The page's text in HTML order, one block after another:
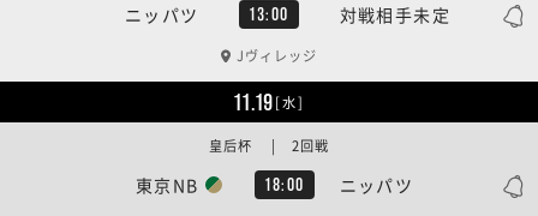
ニッパツ 13:00 対戦相手未定
Jヴィレッジ
11.19[水]
東京NB 18:00 ニッパツ
皇后杯 | 2回戦